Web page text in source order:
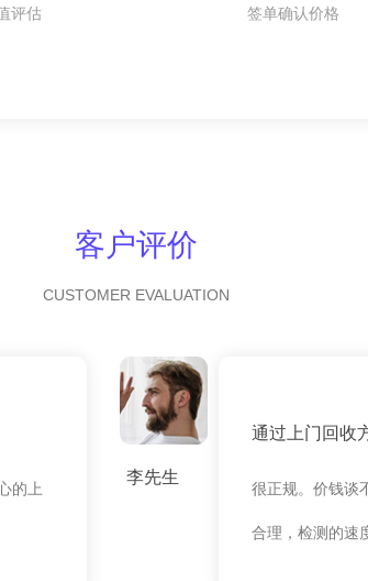
评估
签单确认价格
客户评价
CUSTOMER EVALUATION
的上
李先生
通过上门回收
很正规。价钱谈
合理，检测的速